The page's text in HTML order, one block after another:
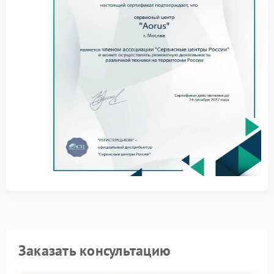
самостоятельно
Прежде чем обращаться в сервис Aorus, выполните ряд
простых проверок:
Убедитесь, что микрофон не отключен в системных
«Параметры» → «Конфиденциальность» →
Проверьте уровень громкости и активность
Перезагрузите ноутбук — это может устранить
программный сбой.
Обновите драйверы звуковой карты через
сайт Aorus или диспетчер устройств.
Если используется внешний микрофон, попробуйте
Если самостоятельные действия не дали результата,
вероятна аппаратная неисправность. В таком случае
Заказать консультацию